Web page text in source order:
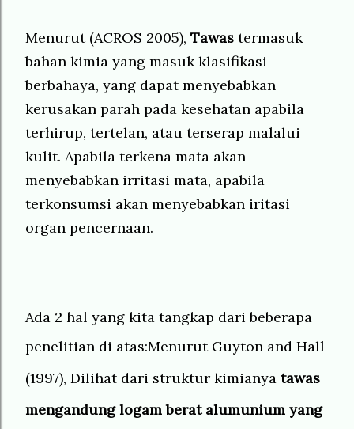
Menurut (ACROS 2005), Tawas termasuk
bahan kimia yang masuk klasifikasi
berbahaya, yang dapat menyebabkan
kerusakan parah pada kesehatan apabila
terhirup, tertelan, atau terserap malalui
kulit. Apabila terkena mata akan
menyebabkan irritasi mata, apabila
terkonsumsi akan menyebabkan iritasi
organ pencernaan.
Ada 2 hal yang kita tangkap dari beberapa
penelitian di atas:Menurut Guyton and Hall
(1997), Dilihat dari struktur kimianya tawas
mengandung logam berat alumunium yang